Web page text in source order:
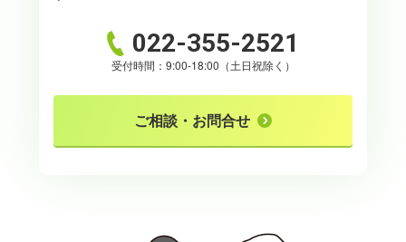
022-355-2521
受付時間：9:00-18:00（土日祝除く）
ご相談・お問合せ